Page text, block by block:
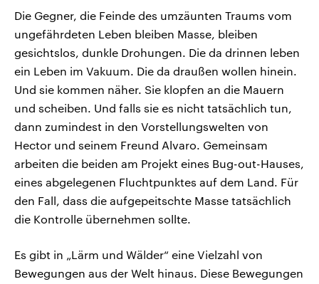
Die Gegner, die Feinde des umzäunten Traums vom
ungefährdeten Leben bleiben Masse, bleiben
gesichtslos, dunkle Drohungen. Die da drinnen leben
ein Leben im Vakuum. Die da draußen wollen hinein.
Und sie kommen näher. Sie klopfen an die Mauern
und scheiben. Und falls sie es nicht tatsächlich tun,
dann zumindest in den Vorstellungswelten von
Hector und seinem Freund Alvaro. Gemeinsam
arbeiten die beiden am Projekt eines Bug-out-Hauses,
eines abgelegenen Fluchtpunktes auf dem Land. Für
den Fall, dass die aufgepeitschte Masse tatsächlich
die Kontrolle übernehmen sollte.
Es gibt in „Lärm und Wälder“ eine Vielzahl von
Bewegungen aus der Welt hinaus. Diese Bewegungen